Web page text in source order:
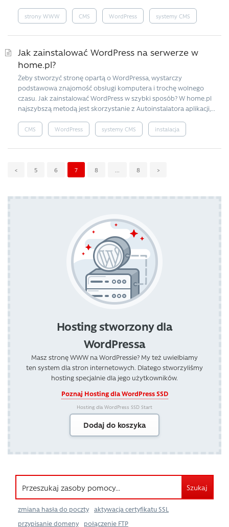
strony WWW CMS WordPress systemy CMS
Jak zainstalować WordPress na serwerze w
home.pl?
Żeby stworzyć stronę opartą o WordPressa, wystarczy
podstawowa znajomość obsługi komputera i trochę wolnego
czasu. Jak zainstalować WordPress w szybki sposób? W home.pl
najszybszą metodą jest skorzystanie z Autoinstalatora aplikacji,...
CMS WordPress systemy CMS instalacja
< 5 6 7 8 ... 8 >
Hosting stworzony dla
WordPressa
Masz stronę WWW na WordPressie? My też uwielbiamy
ten system dla stron internetowych. Dlatego stworzyliśmy
hosting specjalnie dla jego użytkowników.
Poznaj Hosting dla WordPress SSD
Hosting dla WordPress SSD Start
Dodaj do koszyka
Szukaj
zmiana hasła do poczty
aktywacja certyfikatu SSL
przypisanie domeny
połączenie FTP